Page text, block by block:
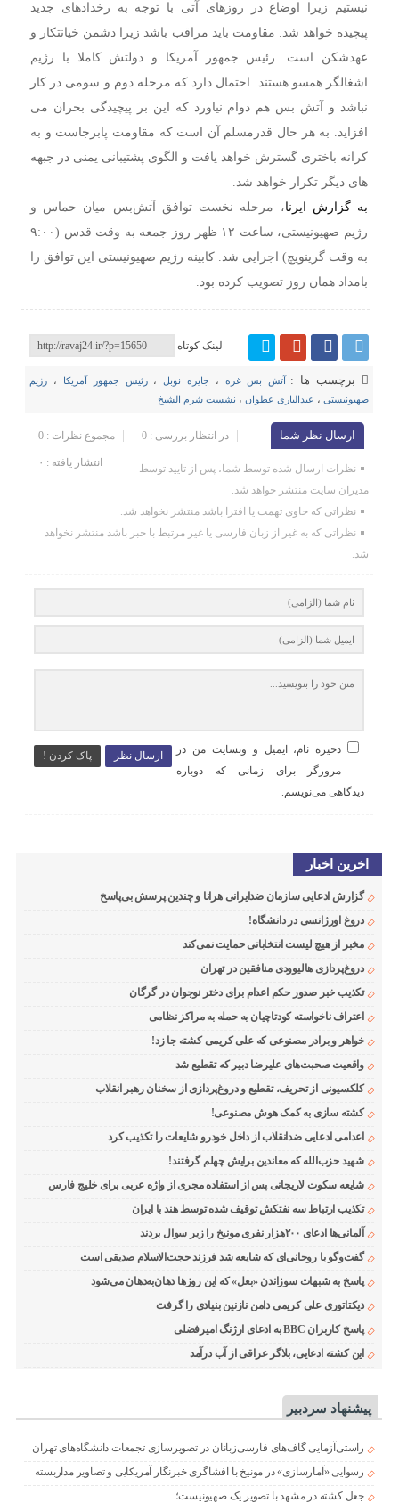
نیستیم زیرا اوضاع در روزهای آتی با توجه به رخدادهای جدید
پیچیده خواهد شد. مقاومت باید مراقب باشد زیرا دشمن خیانتکار و
عهدشکن است. رئیس جمهور آمریکا و دولتش کاملا با رژیم
اشغالگر همسو هستند. احتمال دارد که مرحله دوم و سومی در کار
نباشد و آتش بس هم دوام نیاورد که این بر پیچیدگی بحران می
افزاید. به هر حال قدرمسلم آن است که مقاومت پابرجاست و به
کرانه باختری گسترش خواهد یافت و الگوی پشتیبانی یمنی در جبهه
های دیگر تکرار خواهد شد.
به گزارش ایرنا، مرحله نخست توافق آتش‌بس میان حماس و
رژیم صهیونیستی، ساعت ۱۲ ظهر روز جمعه به وقت قدس (۹:۰۰
به وقت گرینویچ) اجرایی شد. کابینه رژیم صهیونیستی این توافق را
بامداد همان روز تصویب کرده بود.
لینک کوتاه
برچسب ها : آتش بس غزه ، جایزه نوبل ،رئیس جمهور آمریکا ، رژیم
صهیونیستی ، عبدالباری عطوان ، نشست شرم الشیخ
ارسال نظر شما مجموع نظرات : 0 در انتظار بررسی : 0
انتشار یافته : ۰
نظرات ارسال شده توسط شما، پس از تایید توسط
مدیران سایت منتشر خواهد شد.
نظراتی که حاوی تهمت یا افترا باشد منتشر نخواهد شد.
نظراتی که به غیر از زبان فارسی یا غیر مرتبط با خبر باشد منتشر نخواهد
شد.
ارسال نظر پاک کردن !
ذخیره نام، ایمیل و وبسایت من در
مرورگر برای زمانی که دوباره
دیدگاهی می‌نویسم.
اخرین اخبار
گزارش ادعایی سازمان ضدایرانی هرانا و چندین پرسش بی‌پاسخ
دروغ اورژانسی در دانشگاه!
مخبر از هیچ لیست انتخاباتی حمایت نمی‌کند
دروغ‌پردازی هالیوودی منافقین در تهران
تکذیب خبر صدور حکم اعدام برای دختر نوجوان در گرگان
اعتراف ناخواسته کودتاچیان به حمله به مراکز نظامی
خواهر و برادر مصنوعی که علی کریمی کشته جا زد!
واقعیت صحبت‌های علیرضا دبیر که تقطیع شد
کلکسیونی از تحریف، تقطیع و دروغ‌پردازی از سخنان رهبر انقلاب
کشته سازی به کمک هوش مصنوعی!
اعدامی ادعایی ضدانقلاب از داخل خودرو شایعات را تکذیب کرد
شهید حزب‌الله که معاندین برایش چهلم گرفتند!
شایعه سکوت لاریجانی پس از استفاده مجری از واژه عربی برای خلیج فارس
تکذیب ارتباط سه نفتکش توقیف شده توسط هند با ایران
آلمانی‌ها ادعای ۲۰۰هزار نفری مونیخ را زیر سوال بردند
گفت‌وگو با روحانی‌ای که شایعه شد فرزند حجت‌الاسلام صدیقی است
پاسخ به شبهات سوزاندن «بعل» که این روزها دهان‌به‌دهان می‌شود
دیکتاتوری علی کریمی دامن نازنین بنیادی را گرفت
پاسخ کاربران BBC به ادعای ارژنگ امیرفضلی
این کشته ادعایی، بلاگر عراقی از آب درآمد
پیشنهاد سردبیر
راستی‌آزمایی گاف‌های فارسی‌زبانان در تصویرسازی تجمعات دانشگاه‌های تهران
رسوایی «آمارسازی» در مونیخ با افشاگری خبرنگار آمریکایی و تصاویر مداربسته
جعل کشته در مشهد با تصویر یک صهیونیست؛